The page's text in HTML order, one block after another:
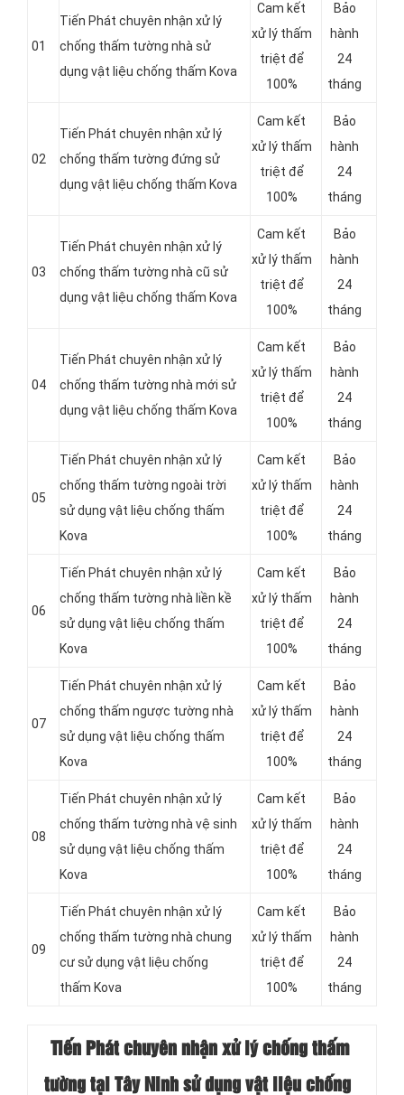
01
Tiến Phát chuyên nhận xử lý
chống thấm tường nhà sử
dụng vật liệu chống thấm Kova
Cam kết
xử lý thấm
triệt để
100%
Bảo
hành
24
tháng
02
Tiến Phát chuyên nhận xử lý
chống thấm tường đứng sử
dụng vật liệu chống thấm Kova
Cam kết
xử lý thấm
triệt để
100%
Bảo
hành
24
tháng
03
Tiến Phát chuyên nhận xử lý
chống thấm tường nhà cũ sử
dụng vật liệu chống thấm Kova
Cam kết
xử lý thấm
triệt để
100%
Bảo
hành
24
tháng
04
Tiến Phát chuyên nhận xử lý
chống thấm tường nhà mới sử
dụng vật liệu chống thấm Kova
Cam kết
xử lý thấm
triệt để
100%
Bảo
hành
24
tháng
05
Tiến Phát chuyên nhận xử lý
chống thấm tường ngoài trời
sử dụng vật liệu chống thấm
Kova
Cam kết
xử lý thấm
triệt để
100%
Bảo
hành
24
tháng
06
Tiến Phát chuyên nhận xử lý
chống thấm tường nhà liền kề
sử dụng vật liệu chống thấm
Kova
Cam kết
xử lý thấm
triệt để
100%
Bảo
hành
24
tháng
07
Tiến Phát chuyên nhận xử lý
chống thấm ngược tường nhà
sử dụng vật liệu chống thấm
Kova
Cam kết
xử lý thấm
triệt để
100%
Bảo
hành
24
tháng
08
Tiến Phát chuyên nhận xử lý
chống thấm tường nhà vệ sinh
sử dụng vật liệu chống thấm
Kova
Cam kết
xử lý thấm
triệt để
100%
Bảo
hành
24
tháng
09
Tiến Phát chuyên nhận xử lý
chống thấm tường nhà chung
cư sử dụng vật liệu chống
thấm Kova
Cam kết
xử lý thấm
triệt để
100%
Bảo
hành
24
tháng
Tiến Phát chuyên nhận xử lý chống thấm
tường tại Tây Ninh sử dụng vật liệu chống